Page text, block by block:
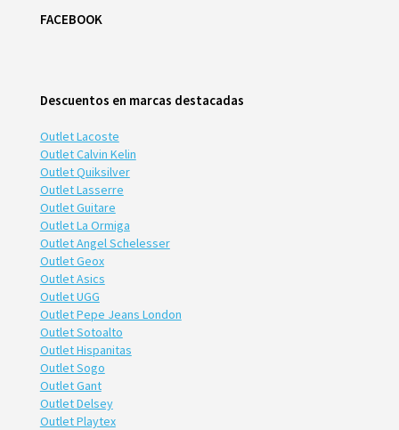
FACEBOOK
Descuentos en marcas destacadas
Outlet Lacoste
Outlet Calvin Kelin
Outlet Quiksilver
Outlet Lasserre
Outlet Guitare
Outlet La Ormiga
Outlet Angel Schelesser
Outlet Geox
Outlet Asics
Outlet UGG
Outlet Pepe Jeans London
Outlet Sotoalto
Outlet Hispanitas
Outlet Sogo
Outlet Gant
Outlet Delsey
Outlet Playtex